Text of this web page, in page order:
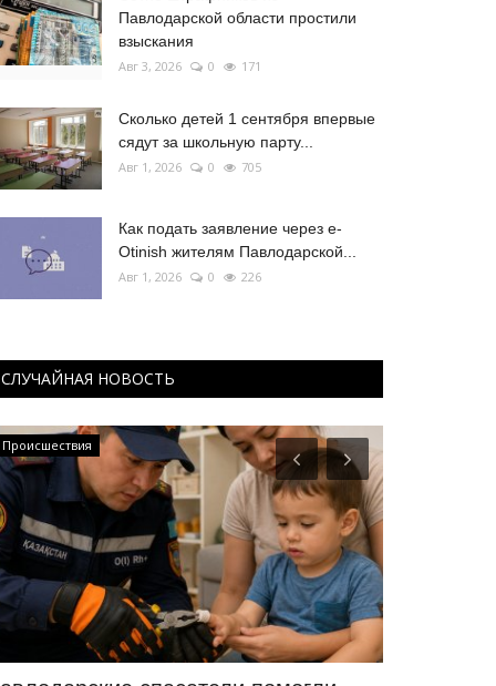
Павлодарской области простили
взыскания
Авг 3, 2026 0 171
Сколько детей 1 сентября впервые
сядут за школьную парту...
Авг 1, 2026 0 705
Как подать заявление через e-
Otinish жителям Павлодарской...
Авг 1, 2026 0 226
СЛУЧАЙНАЯ НОВОСТЬ
Происшествия